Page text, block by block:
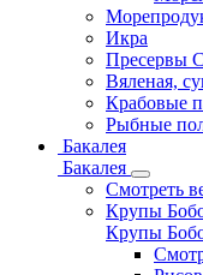
Икра
Пресервы
Вяленая,
Крабовые
Рыбные
Бакалея
Бакалея
Смотреть
Крупы
Крупы